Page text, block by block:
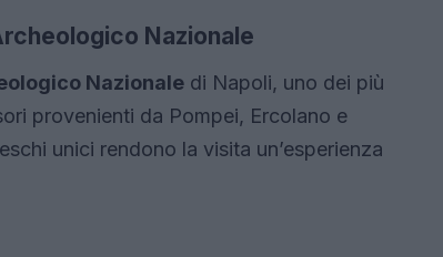
Nazionale
Nazionale di Napoli, uno dei più
provenienti da Pompei, Ercolano e
unici rendono la visita un’esperienza